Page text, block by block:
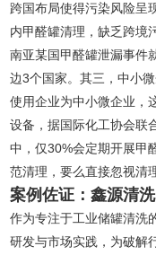
跨国布局使得污染风险呈
内甲醛罐清理，缺乏跨境
南亚某国甲醛罐泄漏事件
边3个国家。其三，中小
使用企业为中小微企业，
设备，据国际化工协会联
中，仅30%会定期开展甲
范清理，要么直接忽视清
案例佐证：鑫源清
作为专注于工业储罐清洗
研发与市场实践，为破解